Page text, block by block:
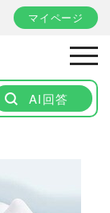
マイページ
AI回答